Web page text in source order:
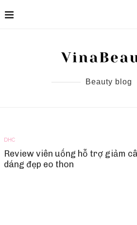
Beauty blog
DHC
Review viên uống hỗ trợ giảm
dáng đẹp eo thon